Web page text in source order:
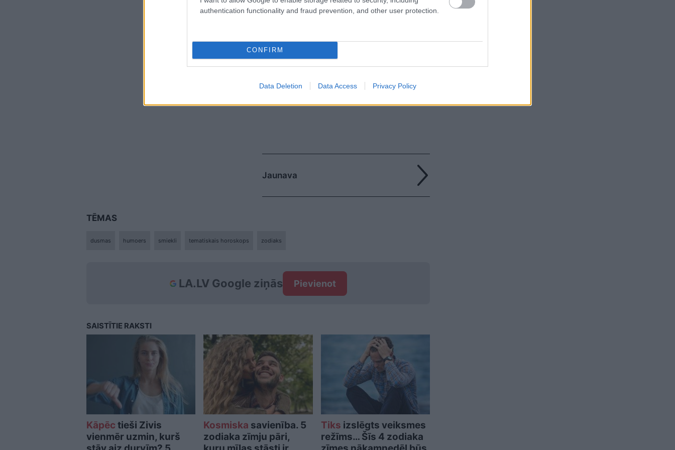
authentication functionality and fraud prevention, and other user protection.
CONFIRM
Data Deletion Data Access Privacy Policy
Jaunava
TĒMAS
dusmas humoers smiekli tematiskais horoskops zodiaks
LA.LV Google ziņās Pievienot
SAISTĪTIE RAKSTI
Kāpēc tieši Zivis
vienmēr uzmin, kurš
Kosmiska savienība. 5
zodiaka zīmju pāri,
Tiks izslēgts veiksmes
režīms… Šīs 4 zodiaka